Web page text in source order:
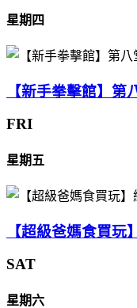
星期四
【新手拳擊館】第
FRI
星期五
【超級爸媽食買玩
SAT
星期六